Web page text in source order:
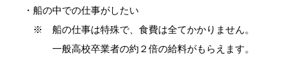
・船の中での仕事がしたい
※ 船の仕事は特殊で、食費は全てかかりません。
一般高校卒業者の約２倍の給料がもらえます。